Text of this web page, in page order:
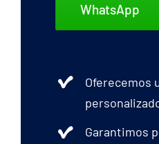
WhatsApp
Oferecemos
Garantimos